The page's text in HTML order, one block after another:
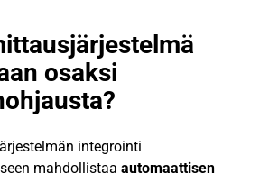
osaksi
integrointi
mahdollistaa automaattisen